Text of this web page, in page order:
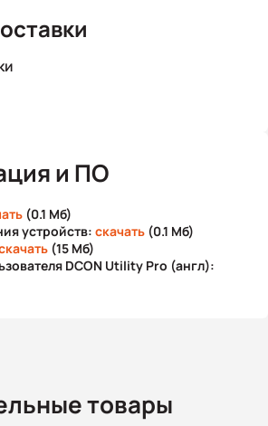
и ПО
(0.1 Мб)
устройств: скачать (0.1 Мб)
(15 Мб)
DCON Utility Pro (англ):
товары